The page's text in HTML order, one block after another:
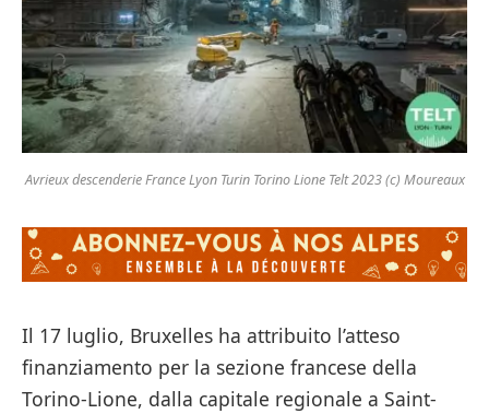
Avrieux descenderie France Lyon Turin Torino Lione Telt 2023 (c) Moureaux
Il 17 luglio, Bruxelles ha attribuito l’atteso
finanziamento per la sezione francese della
Torino-Lione, dalla capitale regionale a Saint-